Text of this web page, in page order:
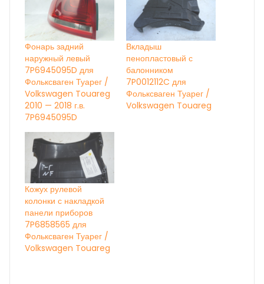
Фонарь задний
наружный левый
7P6945095D для
Фольксваген Туарег /
Volkswagen Touareg
2010 — 2018 г.в.
7P6945095D
Вкладыш
пенопластовый с
балонником
7P0012112C для
Фольксваген Туарег /
Volkswagen Touareg
Кожух рулевой
колонки с накладкой
панели приборов
7P6858565 для
Фольксваген Туарег /
Volkswagen Touareg